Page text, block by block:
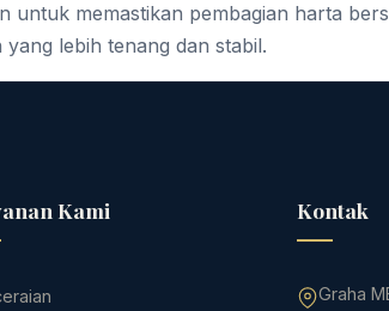
memastikan pembagian harta
lebih tenang dan stabil.
Kami Kontak
Graha